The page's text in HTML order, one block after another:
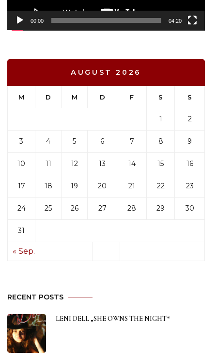
00:00 04:20
AUGUST 2026
M D M D F S S
1 2
3 4 5 6 7 8 9
10 11 12 13 14 15 16
17 18 19 20 21 22 23
24 25 26 27 28 29 30
31
« Sep.
RECENT POSTS
LENI DELL „SHE OWNS THE NIGHT“